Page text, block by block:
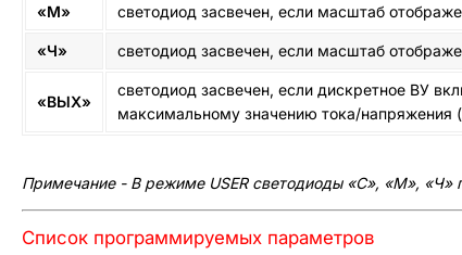
«М» светодиод засвечен, если масштаб
«Ч» светодиод засвечен, если масштаб
«ВЫХ»
светодиод засвечен, если дискретное ВУ
максимальному значению тока/напряжения
Примечание - В режиме USER светодиоды «С», «М», «Ч»
Список программируемых параметров